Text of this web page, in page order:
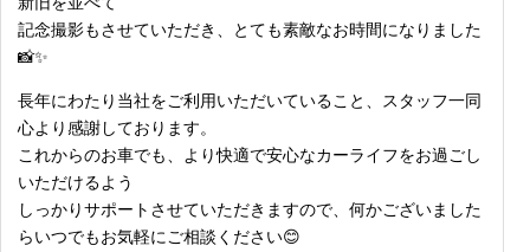
記念撮影もさせていただき、とても素敵なお時間になりました
📸✨
長年にわたり当社をご利用いただいていること、スタッフ一同
心より感謝しております。
これからのお車でも、より快適で安心なカーライフをお過ごし
いただけるよう
しっかりサポートさせていただきますので、何かございました
らいつでもお気軽にご相談ください😊